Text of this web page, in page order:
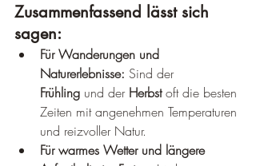
Zusammenfassend lässt sich
sagen:
Für Wanderungen und
Naturerlebnisse: Sind der
Frühling und der Herbst oft die besten
Zeiten mit angenehmen Temperaturen
und reizvoller Natur.
Für warmes Wetter und längere